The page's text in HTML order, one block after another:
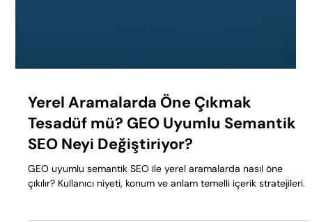
Yerel Aramalarda Öne Çıkmak
Tesadüf mü? GEO Uyumlu Semantik
SEO Neyi Değiştiriyor?